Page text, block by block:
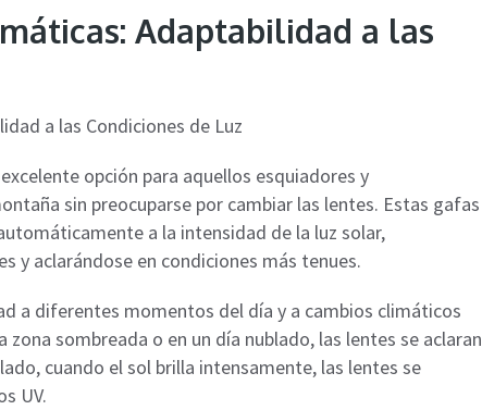
Adaptabilidad a las
opción para aquellos esquiadores y
sin preocuparse por cambiar las lentes. Estas gafas
a la intensidad de la luz solar,
y aclarándose en condiciones más tenues.
a diferentes momentos del día y a cambios climáticos
sombreada o en un día nublado, las lentes se aclaran
cuando el sol brilla intensamente, las lentes se
UV.